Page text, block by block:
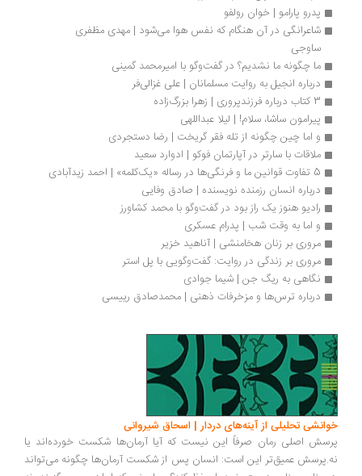
پدرو پارامو | خوان رولفو
شاعرانگی در آن هنگام كه نفس هوا می‌شود | مهدی مظفری
ما چگونه ما نشدیم؟ در گفت‌وگو با امیرمحمد گمینی
درباره انجیل به روایت مسلمانان | علی غزالی‌فر
پیرامون ساشا، سلام! | لیلا عبداللهی
و اما چین چگونه از تله فقر گریخت | رضا دستجردی
ملاقات با سارتر در آپارتمان فوکو | ادوارد سعید
درباره انسان رزمنده نویسنده | صادق وفایی
رادیو هنوز یک راز بود در گفت‌وگو با محمد کشاورز
و اما به وقت شب | پدرام عسکری
مروری بر زنان هخامنشی | آناهید خزیر
مروری بر زندگی در روایت: گفت‌وگویی با پل استر
نگاهی به ریگ جن | شیما جوادی
درباره ترس‌ها و مزخرفات ذهنی | محمدصادق رییسی
تحلیلی از آینه‌های دردار | اسحاق شیروانی
اصلی رمان صرفاً این نیست که آیا آرمان‌ها شکست خورده‌اند یا
عمیق‌تر این است: انسان پس از شکست آرمان‌ها چگونه می‌تواند